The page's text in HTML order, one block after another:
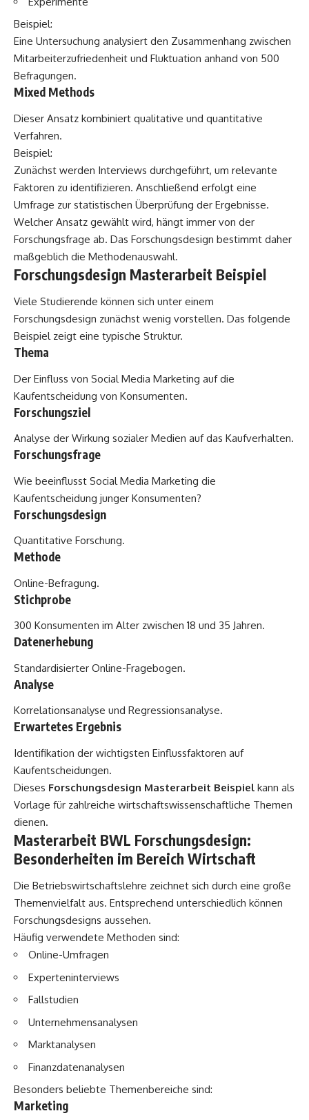
Beispiel:
Eine Untersuchung analysiert den Zusammenhang zwischen
Mitarbeiterzufriedenheit und Fluktuation anhand von 500
Befragungen.
Mixed Methods
Dieser Ansatz kombiniert qualitative und quantitative
Verfahren.
Beispiel:
Zunächst werden Interviews durchgeführt, um relevante
Faktoren zu identifizieren. Anschließend erfolgt eine
Umfrage zur statistischen Überprüfung der Ergebnisse.
Welcher Ansatz gewählt wird, hängt immer von der
Forschungsfrage ab. Das Forschungsdesign bestimmt daher
maßgeblich die Methodenauswahl.
Forschungsdesign Masterarbeit Beispiel
Viele Studierende können sich unter einem
Forschungsdesign zunächst wenig vorstellen. Das folgende
Beispiel zeigt eine typische Struktur.
Thema
Der Einfluss von Social Media Marketing auf die
Kaufentscheidung von Konsumenten.
Forschungsziel
Analyse der Wirkung sozialer Medien auf das Kaufverhalten.
Forschungsfrage
Wie beeinflusst Social Media Marketing die
Kaufentscheidung junger Konsumenten?
Forschungsdesign
Quantitative Forschung.
Methode
Online-Befragung.
Stichprobe
300 Konsumenten im Alter zwischen 18 und 35 Jahren.
Datenerhebung
Standardisierter Online-Fragebogen.
Analyse
Korrelationsanalyse und Regressionsanalyse.
Erwartetes Ergebnis
Identifikation der wichtigsten Einflussfaktoren auf
Kaufentscheidungen.
Dieses Forschungsdesign Masterarbeit Beispiel kann als
Vorlage für zahlreiche wirtschaftswissenschaftliche Themen
dienen.
Masterarbeit BWL Forschungsdesign:
Besonderheiten im Bereich Wirtschaft
Die Betriebswirtschaftslehre zeichnet sich durch eine große
Themenvielfalt aus. Entsprechend unterschiedlich können
Forschungsdesigns aussehen.
Häufig verwendete Methoden sind:
Online-Umfragen
Experteninterviews
Fallstudien
Unternehmensanalysen
Marktanalysen
Finanzdatenanalysen
Besonders beliebte Themenbereiche sind:
Marketing